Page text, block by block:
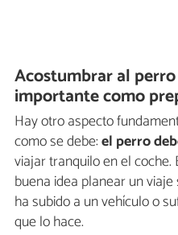
Acostumbrar al
importante como
Hay otro aspecto
como se debe:el perro
viajar tranquilo en el coche.
buena idea planear un
ha subido a un vehículo o
que lo hace.